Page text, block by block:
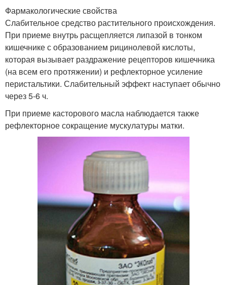
Фармакологические свойства
Слабительное средство растительного происхождения.
При приеме внутрь расщепляется липазой в тонком
кишечнике с образованием рицинолевой кислоты,
которая вызывает раздражение рецепторов кишечника
(на всем его протяжении) и рефлекторное усиление
перистальтики. Слабительный эффект наступает обычно
через 5-6 ч.
При приеме касторового масла наблюдается также
рефлекторное сокращение мускулатуры матки.